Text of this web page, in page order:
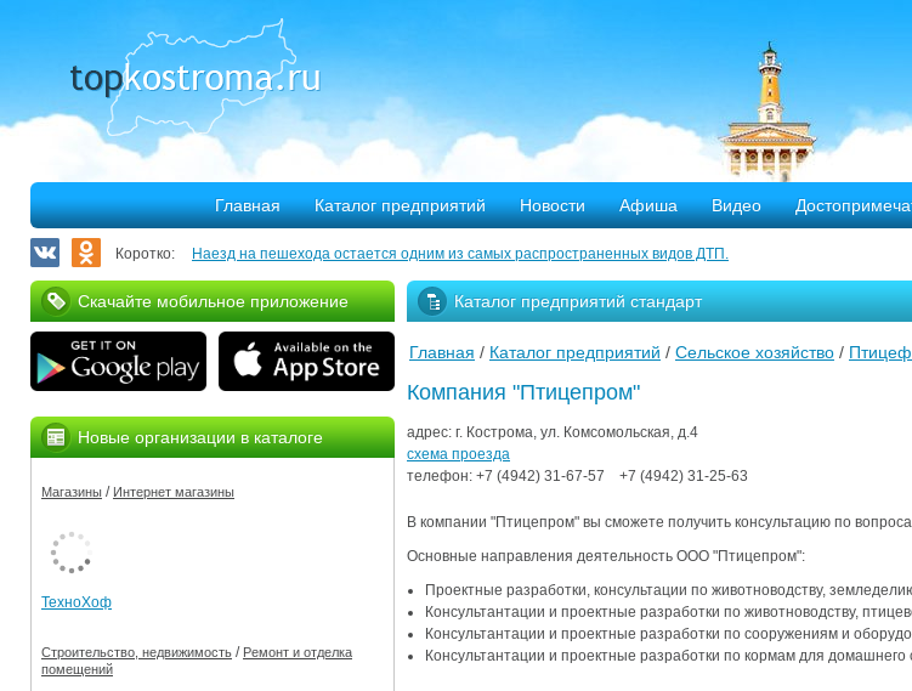
Главная Каталог предприятий Новости Афиша Видео
Коротко: Наезд на пешехода остается одним из самых распространенных видов ДТП.
Запланирован ремонт более 40 километров областных дорог
В Костроме откроется выставка, посвященная 30-летию аварии на Чернобыльской АЭС
375 костромских семей улучшили свое благосостояние
Благотворительная программа «Мир без слез» приехала в Кострому.
Серьезное ДТП на Михалевском бульваре
За нарушение правил противопожарной безопасности оштрафовано 20 человек
Электронные транспортные карты
Каталог предприятий стандарт
Главная / Каталог предприятий / Сельское хозяйство /
Компания "Птицепром"
адрес: г. Кострома, ул. Комсомольская, д.4
схема проезда
телефон: +7 (4942) 31-67-57 +7 (4942) 31-25-63
В компании "Птицепром" вы сможете получить консультацию по
Основные направления деятельность ООО "Птицепром":
Проектные разработки, консультации по животноводству,
Консультантации и проектные разработки по животноводству,
Консультантации и проектные разработки по сооружениям и
Консультантации и проектные разработки по кормам для домашнего
Скачайте мобильное приложение
Новые организации в каталоге
Магазины / Интернет магазины
ТехноХоф
Строительство, недвижимость / Ремонт и отделка
помещений